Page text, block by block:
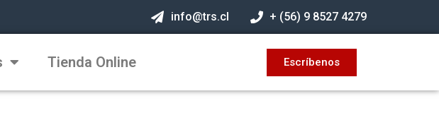
info@trs.cl + (56) 9 8527 4279
Tienda Online Escríbenos